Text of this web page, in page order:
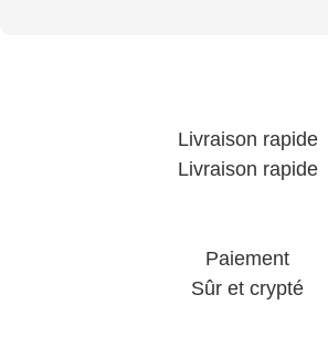
Livraison rapide
Livraison rapide
Paiement
Sûr et crypté